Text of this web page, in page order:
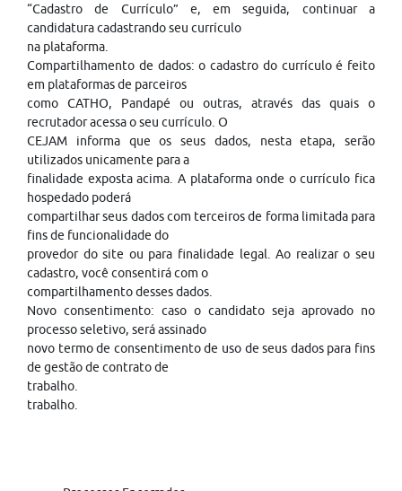
“Cadastro de Currículo” e, em seguida, continuar a
candidatura cadastrando seu currículo
na plataforma.
Compartilhamento de dados: o cadastro do currículo é feito
em plataformas de parceiros
como CATHO, Pandapé ou outras, através das quais o
recrutador acessa o seu currículo. O
CEJAM informa que os seus dados, nesta etapa, serão
utilizados unicamente para a
finalidade exposta acima. A plataforma onde o currículo fica
hospedado poderá
compartilhar seus dados com terceiros de forma limitada para
fins de funcionalidade do
provedor do site ou para finalidade legal. Ao realizar o seu
cadastro, você consentirá com o
compartilhamento desses dados.
Novo consentimento: caso o candidato seja aprovado no
processo seletivo, será assinado
novo termo de consentimento de uso de seus dados para fins
de gestão de contrato de
trabalho.
trabalho.